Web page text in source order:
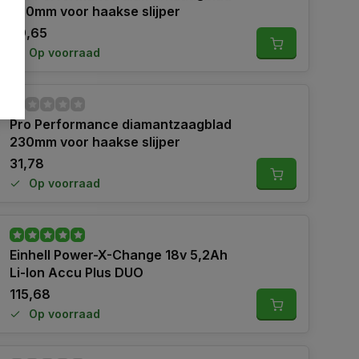
230mm voor haakse slijper
39,65
Op voorraad
Pro Performance diamantzaagblad
230mm voor haakse slijper
31,78
Op voorraad
Einhell Power-X-Change 18v 5,2Ah
Li-Ion Accu Plus DUO
115,68
Op voorraad